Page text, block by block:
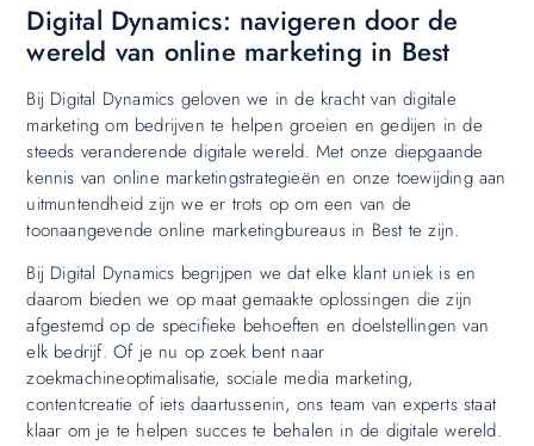
Digital Dynamics: navigeren door de
wereld van online marketing in Best
Bij Digital Dynamics geloven we in de kracht van digitale
marketing om bedrijven te helpen groeien en gedijen in de
steeds veranderende digitale wereld. Met onze diepgaande
kennis van online marketingstrategieën en onze toewijding aan
uitmuntendheid zijn we er trots op om een van de
toonaangevende online marketingbureaus in Best te zijn.
Bij Digital Dynamics begrijpen we dat elke klant uniek is en
daarom bieden we op maat gemaakte oplossingen die zijn
afgestemd op de specifieke behoeften en doelstellingen van
elk bedrijf. Of je nu op zoek bent naar
zoekmachineoptimalisatie, sociale media marketing,
contentcreatie of iets daartussenin, ons team van experts staat
klaar om je te helpen succes te behalen in de digitale wereld.